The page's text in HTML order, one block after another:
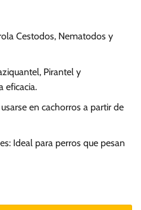
Cestodos, Nematodos y
Pirantel y
eficacia.
en cachorros a partir de
Ideal para perros que pesan